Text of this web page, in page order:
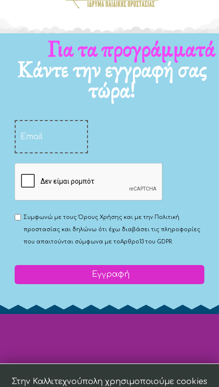
Για τα προγράμματά μας
Κάντε την εγγραφή σας
τώρα!
Συμφωνώ με τουςΌρους Χρήσης και με την Πολιτική
προστασίας και δηλώνω ότι έχω διαβάσει τις πληροφορίες
που απαιτούνται σύμφωνα με τοΑρθρο13 του GDPR.
Εγγραφή
Στην Καλλιτεχνούπολη χρησιμοποιούμε cookies